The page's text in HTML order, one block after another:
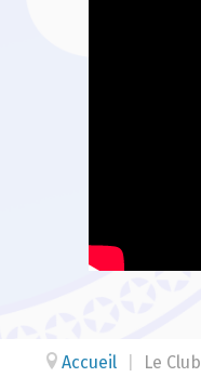
Accueil Le Club